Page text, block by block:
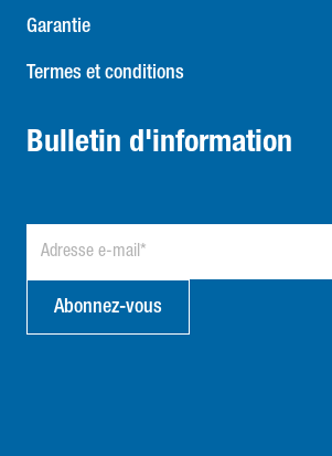
Garantie
Termes et conditions
Bulletin d'information